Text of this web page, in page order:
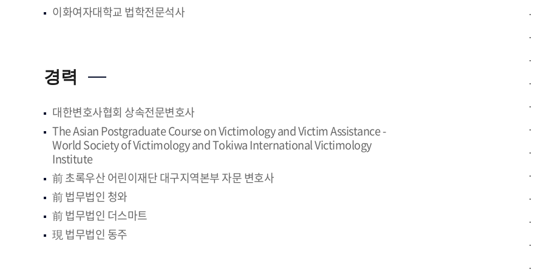
이화여자대학교 법학전문석사
경력
대한변호사협회 상속전문변호사
The Asian Postgraduate Course on Victimology and Victim Assistance -
World Society of Victimology and Tokiwa International Victimology
Institute
前 초록우산 어린이재단 대구지역본부 자문 변호사
前 법무법인 청와
前 법무법인 더스마트
現 법무법인 동주